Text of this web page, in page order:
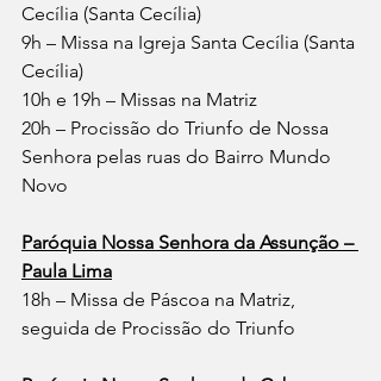
Cecília (Santa Cecília)
9h – Missa na Igreja Santa Cecília (Santa
Cecília)
10h e 19h – Missas na Matriz
20h – Procissão do Triunfo de Nossa
Senhora pelas ruas do Bairro Mundo
Novo
Paróquia Nossa Senhora da Assunção –
Paula Lima
18h – Missa de Páscoa na Matriz,
seguida de Procissão do Triunfo